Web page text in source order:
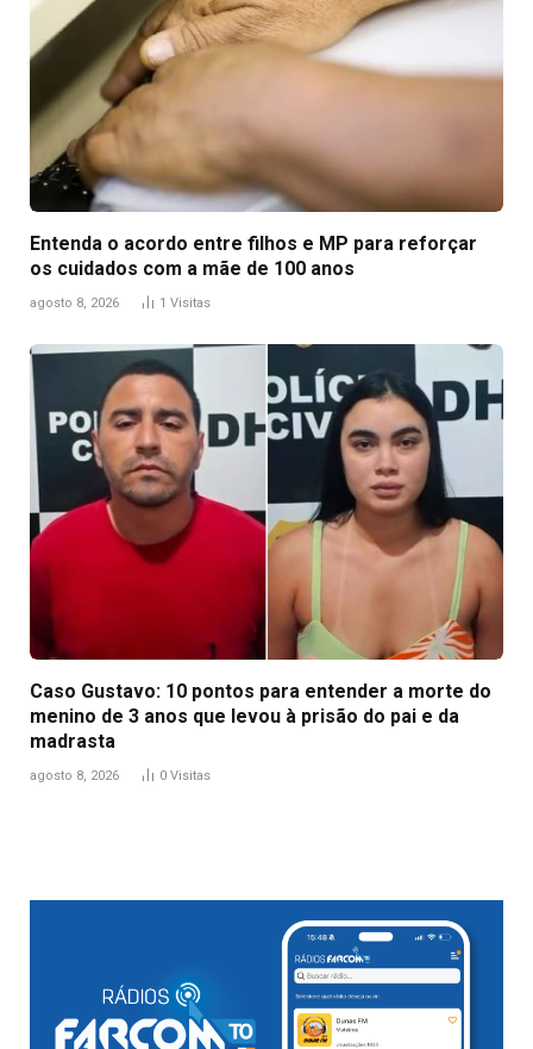
Entenda o acordo entre filhos e MP para reforçar
os cuidados com a mãe de 100 anos
agosto 8, 2026 1 Visitas
Caso Gustavo: 10 pontos para entender a morte do
menino de 3 anos que levou à prisão do pai e da
madrasta
agosto 8, 2026 0 Visitas